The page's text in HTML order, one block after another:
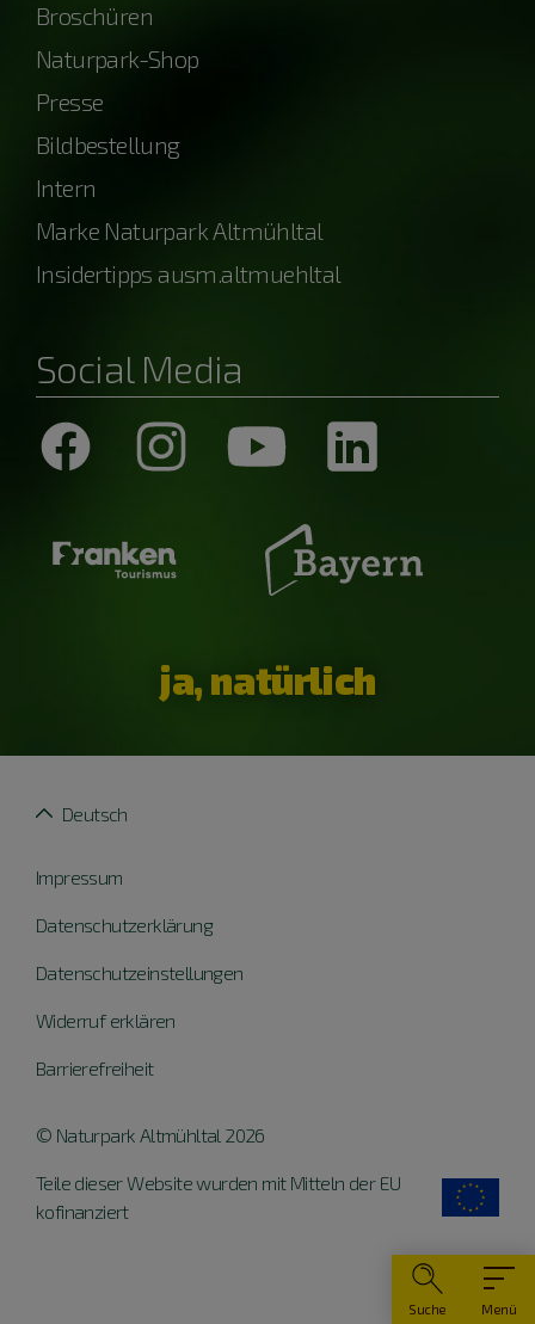
Menü
Suche
Broschüren
Naturpark-Shop
Presse
Bildbestellung
Intern
Marke Naturpark Altmühltal
Insidertipps ausm.altmuehltal
Social Media
ja, natürlich
Impressum
Datenschutzerklärung
Datenschutzeinstellungen
Widerruf erklären
Barrierefreiheit
Deutsch
© Naturpark Altmühltal 2026
Teile dieser Website wurden mit Mitteln der EU
kofinanziert